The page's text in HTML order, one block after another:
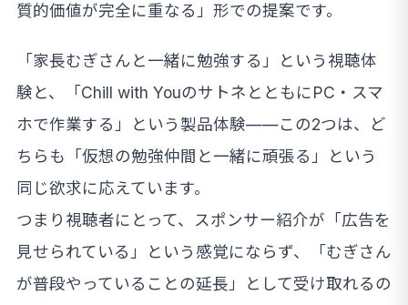
質的価値が完全に重なる」形での提案です。
「家長むぎさんと一緒に勉強する」という視聴体
験と、「Chill with YouのサトネとともにPC・スマ
ホで作業する」という製品体験——この2つは、ど
ちらも「仮想の勉強仲間と一緒に頑張る」という
同じ欲求に応えています。
つまり視聴者にとって、スポンサー紹介が「広告を
見せられている」という感覚にならず、「むぎさん
が普段やっていることの延長」として受け取れるの